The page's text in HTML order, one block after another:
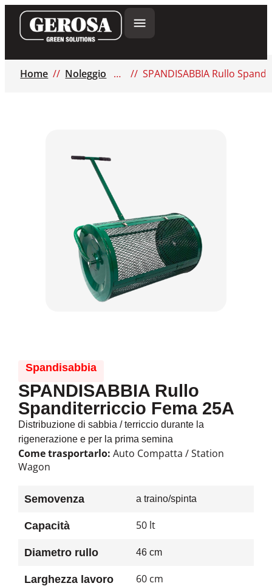
Home Noleggio SPANDISABBIA Rullo
Spandisabbia
SPANDISABBIA Rullo
Spanditerriccio Fema 25A
Distribuzione di sabbia / terriccio durante la
rigenerazione e per la prima semina
Come trasportarlo: Auto Compatta / Station
Wagon
Semovenza a traino/spinta
Capacità 50 lt
Diametro rullo 46 cm
Larghezza lavoro 60 cm